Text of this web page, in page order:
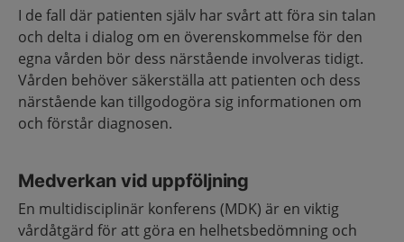
I de fall där patienten själv har svårt att föra sin talan
och delta i dialog om en överenskommelse för den
egna vården bör dess närstående involveras tidigt.
Vården behöver säkerställa att patienten och dess
närstående kan tillgodogöra sig informationen om
och förstår diagnosen.
Medverkan vid uppföljning
En multidisciplinär konferens (MDK) är en viktig
vårdåtgärd för att göra en helhetsbedömning och